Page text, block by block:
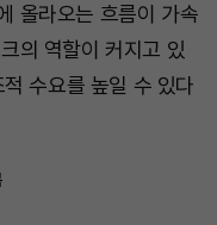
올라오는 흐름이 가속
의 역할이 커지고 있
수요를 높일 수 있다